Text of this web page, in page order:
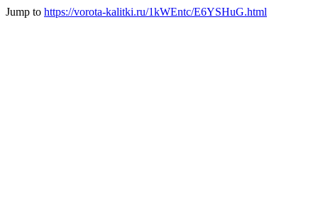
Jump to https://vorota-kalitki.ru/1kWEntc/E6YSHuG.html